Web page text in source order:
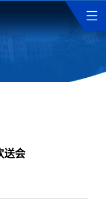
送会